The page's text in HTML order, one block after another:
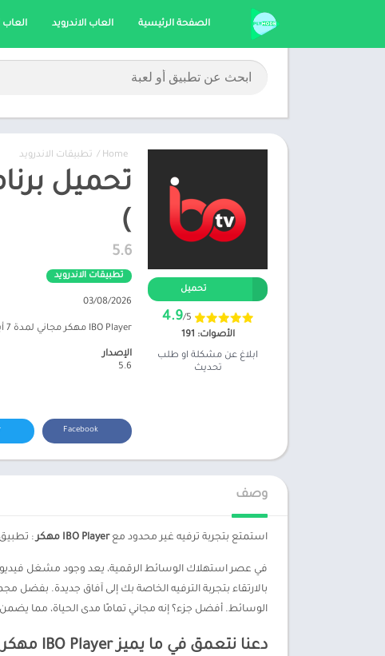
الصفحة الرئيسية العاب الاندرويد
Home
/ تطبيقات الاندرويد
)
5.6
تطبيقات الاندرويد
03/08/2026
IBO Player مهكر مجاني لمدة 7 أيام. يمكنك تجربة واكتشاف كل ميزة تريدها. إذا كنت راضيًا ، فلا تنس تفعيل حسابك بعد 7 أيام.
تحميل
4.9/5
الأصوات: 191
ابلاغ عن مشكلة او طلب
تحديث
الإصدار
5.6
وصف
استمتع بتجربة ترفيه غير محدود معIBO Player مهكر : تطبيق
الوسائط. أفضل جزء؟ إنه مجاني تمامًا مدى الحياة، مما
دعنا نتعمق في ما يميز IBO Player مهكر عن التطبيقات الاخرى :